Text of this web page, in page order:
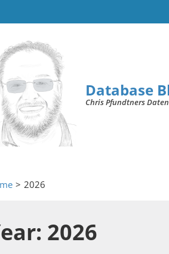
Database
Chris Pfundtners
> 2026
2026